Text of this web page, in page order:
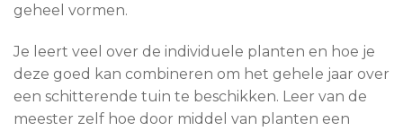
geheel vormen.
Je leert veel over de individuele planten en hoe je
deze goed kan combineren om het gehele jaar over
een schitterende tuin te beschikken. Leer van de
meester zelf hoe door middel van planten een